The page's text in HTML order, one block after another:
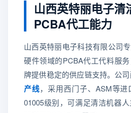
山西英特丽电子清
PCBA代工能力
山西英特丽电子科技有限公司
硬件领域的PCBA代工代料服
牌提供稳定的供应链支持。公
产线，采用西门子、ASM等
01005级别，可满足清洁机器